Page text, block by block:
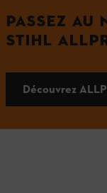
PASSEZ AU
STIHL
Découvrez